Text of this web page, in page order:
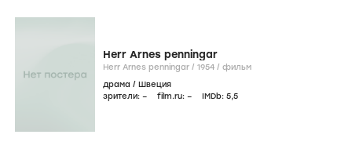
Herr Arnes penningar
Herr Arnes penningar / 1954 / фильм
драма / Швеция
зрители: – film.ru: – IMDb: 5,5